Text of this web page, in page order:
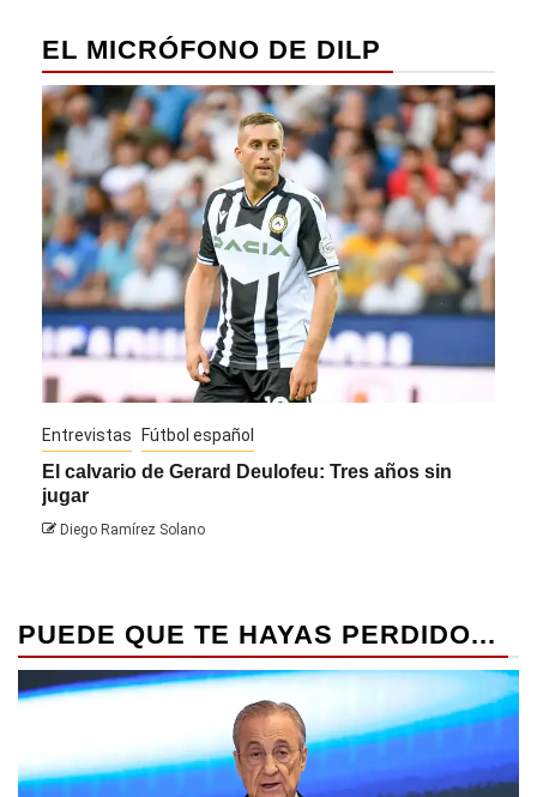
EL MICRÓFONO DE DILP
Entrevistas Fútbol español
El calvario de Gerard Deulofeu: Tres años sin
jugar
Diego Ramírez Solano
PUEDE QUE TE HAYAS PERDIDO...